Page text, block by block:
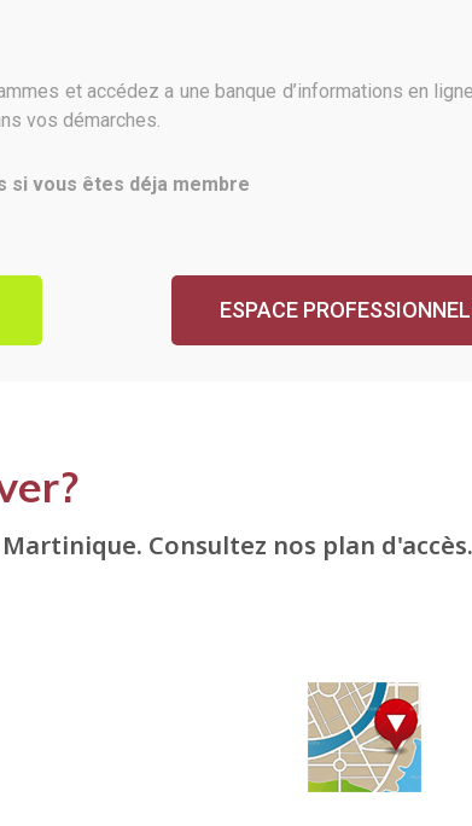
et accédez a une banque d’informations en
vos démarches.
si vous êtes déja membre
ESPACE
Consultez nos plan d'accès.